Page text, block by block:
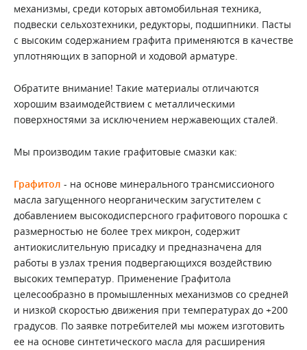
механизмы, среди которых автомобильная техника,
подвески сельхозтехники, редукторы, подшипники. Пасты
с высоким содержанием графита применяются в качестве
уплотняющих в запорной и ходовой арматуре.
Обратите внимание! Такие материалы отличаются
хорошим взаимодействием с металлическими
поверхностями за исключением нержавеющих сталей.
Мы производим такие графитовые смазки как:
Графитол - на основе минерального трансмиссионого
масла загущенного неорганическим загустителем с
добавлением высокодисперсного графитового порошка с
размерностью не более трех микрон, содержит
антиокислительную присадку и предназначена для
работы в узлах трения подвергающихся воздействию
высоких температур. Применение Графитола
целесообразно в промышленных механизмов со средней
и низкой скоростью движения при температурах до +200
градусов. По заявке потребителей мы можем изготовить
ее на основе синтетического масла для расширения